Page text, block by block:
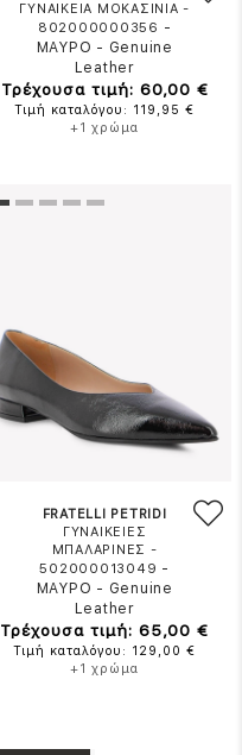
ΓΥΝΑΙΚΕΙΑ ΜΟΚΑΣΙΝΙΑ -
802000000356 -
ΜΑΥΡΟ - Genuine
Leather
Τρέχουσα τιμή: 60,00 €
Τιμή καταλόγου: 119,95 €
+1 χρώμα
FRATELLI PETRIDI
ΓΥΝΑΙΚΕΙΕΣ
ΜΠΑΛΑΡΙΝΕΣ -
502000013049 -
ΜΑΥΡΟ - Genuine
Leather
Τρέχουσα τιμή: 65,00 €
Τιμή καταλόγου: 129,00 €
+1 χρώμα